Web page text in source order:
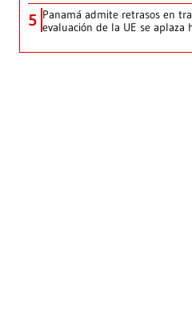
5 Panamá admite retrasos en
evaluación de la UE se aplaza